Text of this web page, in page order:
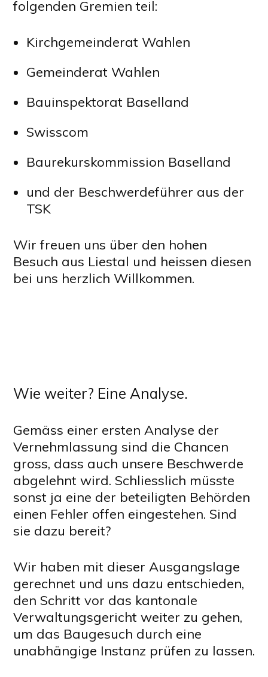
folgenden Gremien teil:
Kirchgemeinderat Wahlen
Gemeinderat Wahlen
Bauinspektorat Baselland
Swisscom
Baurekurskommission Baselland
und der Beschwerdeführer aus der
TSK
Wir freuen uns über den hohen
Besuch aus Liestal und heissen diesen
bei uns herzlich Willkommen.
Wie weiter? Eine Analyse.
Gemäss einer ersten Analyse der
Vernehmlassung sind die Chancen
gross, dass auch unsere Beschwerde
abgelehnt wird. Schliesslich müsste
sonst ja eine der beteiligten Behörden
einen Fehler offen eingestehen. Sind
sie dazu bereit?
Wir haben mit dieser Ausgangslage
gerechnet und uns dazu entschieden,
den Schritt vor das kantonale
Verwaltungsgericht weiter zu gehen,
um das Baugesuch durch eine
unabhängige Instanz prüfen zu lassen.